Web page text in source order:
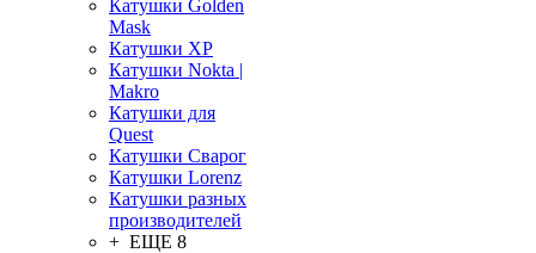
Катушки Golden
Mask
Катушки XP
Катушки Nokta |
Makro
Катушки для
Quest
Катушки Сварог
Катушки Lorenz
Катушки разных
производителей
+ ЕЩЕ 8